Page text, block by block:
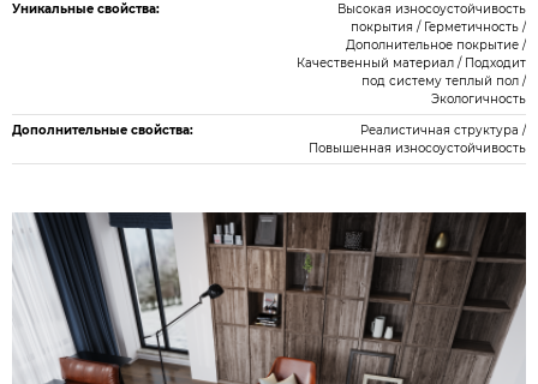
Уникальные свойства:
Высокая износоустойчивость
покрытия / Герметичность /
Дополнительное покрытие /
Качественный материал / Подходит
под систему теплый пол /
Экологичность
Дополнительные свойства:
Реалистичная структура /
Повышенная износоустойчивость